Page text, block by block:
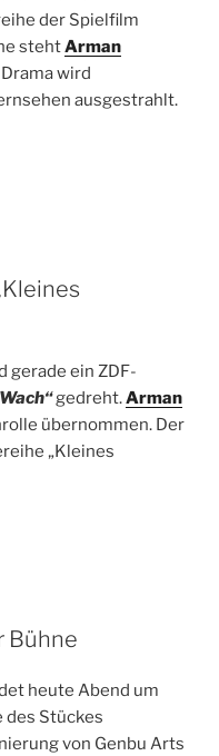
der Spielfilm
stehtArman
wird
ausgestrahlt.
gerade ein ZDF-
gedreht.Arman
übernommen. Der
„Kleines
Bühne
heute Abend um
des Stückes
von Genbu Arts